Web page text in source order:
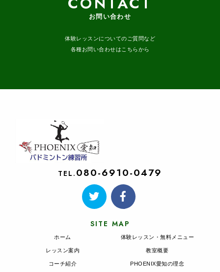
お問い合わせ
体験レッスンについてのご質問など
各種お問い合わせはこちらから
TEL. 080-6910-0479
SITE MAP
ホーム
レッスン案内
コーチ紹介
体験レッスン・無料メニュー
教室概要
PHOENIX愛知の理念